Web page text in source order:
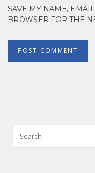
SAVE MY NAME,
BROWSER FOR THE